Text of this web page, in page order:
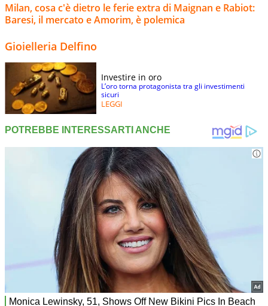
Milan, cosa c'è dietro le ferie extra di Maignan e Rabiot:
Baresi, il mercato e Amorim, è polemica
Gioielleria Delfino
Investire in oro
L’oro torna protagonista tra gli investimenti
sicuri
LEGGI